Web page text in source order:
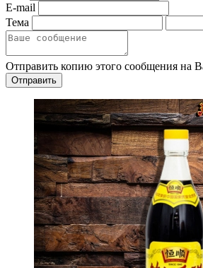
E-mail
Тема
Отправить копию этого сообщения на